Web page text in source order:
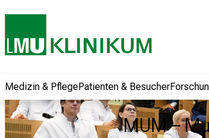
Medizin & PflegePatienten & Besucher
MUM –
Informationen zu
Jobs, Ausbildungen
Weiterbildungen.
Kommen Sie
vorbei, tauschen
Sie sich mit